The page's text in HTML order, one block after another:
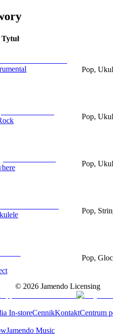
Tytuł
Pop,
Pop,
Pop,
Pop,
Pop,
© 2026 Jamendo Licensing
In-storeCennikKontaktCentrum
Jamendo Music